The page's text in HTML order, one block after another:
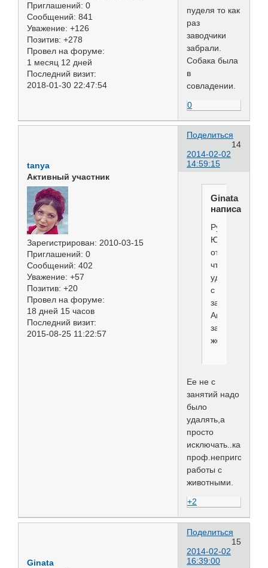
Приглашений: 0
Сообщений: 841
Уважение: +126
Позитив: +278
Провел на форуме:
1 месяц 12 дней
Последний визит:
2018-01-30 22:47:54
пуделя то как
раз
заводчики
забрали.
Собака была
в
совладении.
0
Поделиться
14
2014-02-02
14:59:15
tanya
Активный участник
Зарегистрирован: 2010-03-15
Приглашений: 0
Сообщений: 402
Уважение: +57
Позитив: +20
Провел на форуме:
18 дней 15 часов
Последний визит:
2015-08-25 11:22:57
Ginata
написал(а):
Руководитель
ЮХ
отметила,
что
удаляла
с
занятий
Ангелину
за
жестокость.
Ее не с
занятий надо
было
удалять,а
просто
исключать..как
работы с
животными.
+2
Поделиться
15
2014-02-02
16:39:00
Ginata